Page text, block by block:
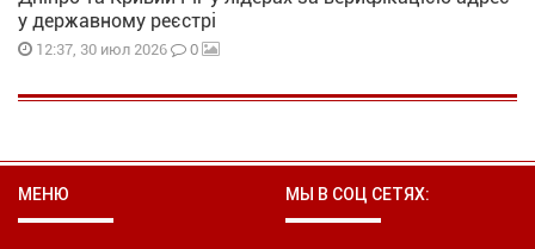
у державному реєстрі
12:37, 30 июл 2026 0
МЕНЮ МЫ В СОЦ СЕТЯХ: